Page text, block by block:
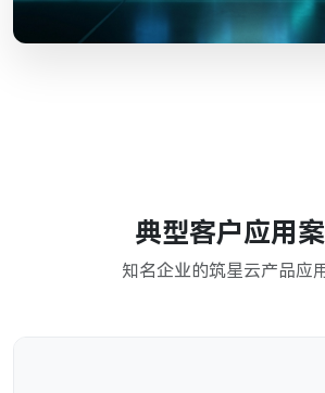
典型客户应用
知名企业的筑星云产品应